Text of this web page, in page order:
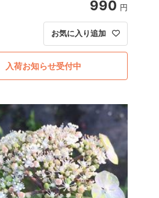
990 円
お気に入り追加
入荷お知らせ受付中